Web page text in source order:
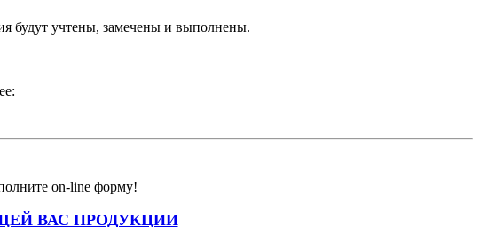
будут учтены, замечены и выполнены.
on-line форму!
ВАС ПРОДУКЦИИ